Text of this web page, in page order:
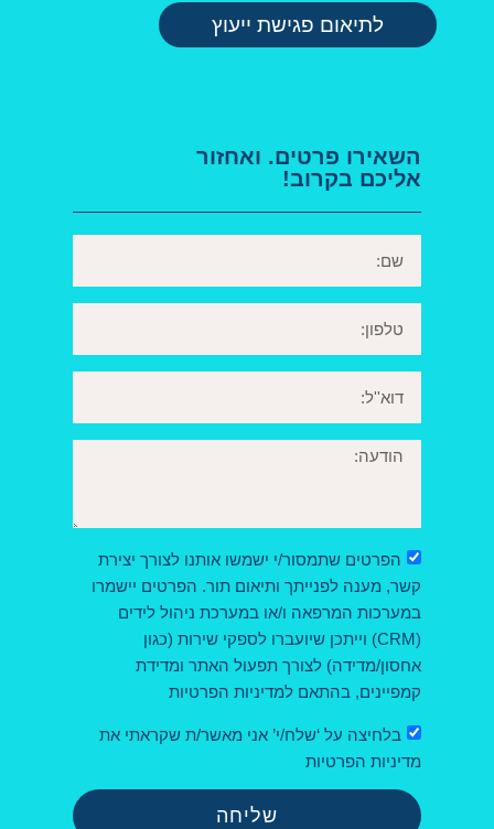
לתיאום פגישת ייעוץ
השאירו פרטים. ואחזור
אליכם בקרוב!
הפרטים שתמסור/י ישמשו אותנו לצורך יצירת
קשר, מענה לפנייתך ותיאום תור. הפרטים יישמרו
במערכות המרפאה ו/או במערכת ניהול לידים
(CRM) וייתכן שיועברו לספקי שירות (כגון
אחסון/מדידה) לצורך תפעול האתר ומדידת
קמפיינים, בהתאם למדיניות הפרטיות
בלחיצה על ‘שלח/י’ אני מאשר/ת שקראתי את
מדיניות הפרטיות
שליחה